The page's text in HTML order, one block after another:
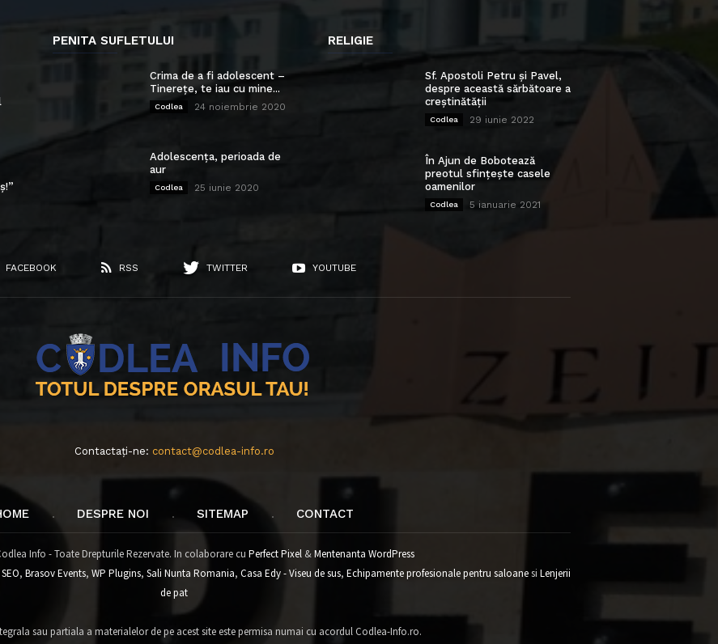
PENITA SUFLETULUI
Crima de a fi adolescent –
Tinerețe, te iau cu mine...
Codlea 24 noiembrie 2020
Adolescența, perioada de
aur
Codlea 25 iunie 2020
RELIGIE
Sf. Apostoli Petru și Pavel,
despre această sărbătoare a
creștinătății
Codlea 29 iunie 2022
În Ajun de Bobotează
preotul sfințește casele
oamenilor
Codlea 5 ianuarie 2021
FACEBOOK RSS TWITTER YOUTUBE
Contactați-ne: contact@codlea-info.ro
DESPRE NOI SITEMAP CONTACT
Info - Toate Drepturile Rezervate. In colaborare cu Perfect Pixel&Mentenanta WordPress
, Brasov Events, WP Plugins, Sali Nunta Romania, Casa Edy - Viseu de sus, Echipamente profesionale pentru saloanesi Lenjerii
de pat
sau partiala a materialelor de pe acest site este permisa numai cu acordul Codlea-Info.ro.